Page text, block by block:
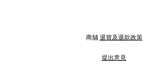
商舖 退貨及退款政策
提出意見